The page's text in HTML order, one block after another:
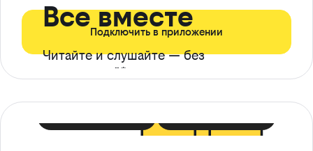
Все вместе
Читайте и слушайте — без
ограничений*
Подключить в приложении